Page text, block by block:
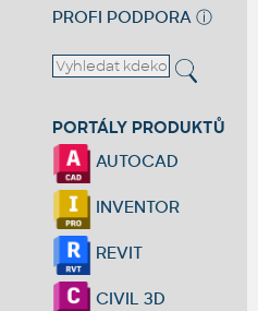
PROFI PODPORA ⓘ
PORTÁLY PRODUKTŮ
AUTOCAD
INVENTOR
REVIT
CIVIL 3D